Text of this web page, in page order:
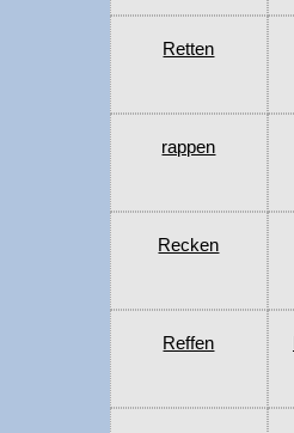
Retten
rappen
Recken
Reffen